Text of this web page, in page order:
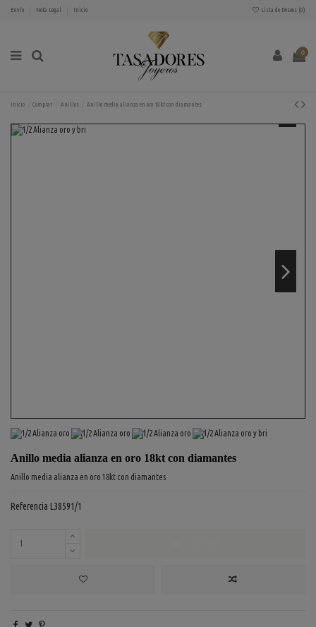
Envío Nota Legal Inicio Lista de Deseos (0)
0
Inicio Comprar Anillos Anillo media alianza en oro 18kt con diamantes
Anillo media alianza en oro 18kt con diamantes
Anillo media alianza en oro 18kt con diamantes
Referencia L38591/1